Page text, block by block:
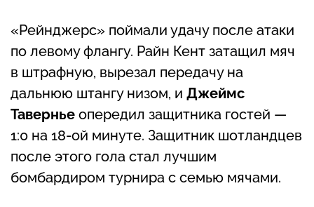
«Рейнджерс» поймали удачу после атаки
по левому флангу. Райн Кент затащил мяч
в штрафную, вырезал передачу на
дальнюю штангу низом, и Джеймс
Тавернье опередил защитника гостей —
1:0 на 18-ой минуте. Защитник шотландцев
после этого гола стал лучшим
бомбардиром турнира с семью мячами.